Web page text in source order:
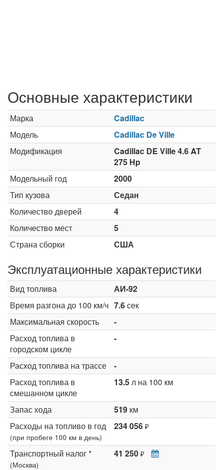
Основные характеристики
Марка
Cadillac
Модель
Cadillac De Ville
Модификация
Cadillac DE Ville 4.6 AT
275 Hp
Модельный год
2000
Тип кузова
Седан
Количество дверей
4
Количество мест
5
Страна сборки
США
Эксплуатационные характеристики
Вид топлива
АИ-92
Время разгона до 100 км/ч 7.6сек
Максимальная скорость
-
Расход топлива в
городском цикле
-
Расход топлива на трассе
-
Расход топлива в
смешанном цикле
13.5л на 100 км
Запас хода 519 км
Расходы на топливо в год
(при пробеге 100 км в день)
234 056 ₽
Транспортный налог *
(Москва)
41 250 ₽